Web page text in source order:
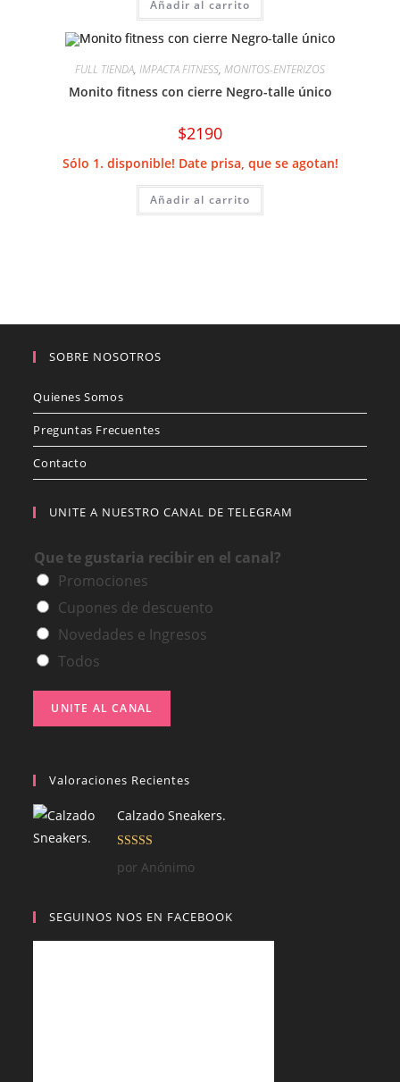
Añadir al carrito
FULL TIENDA, IMPACTA FITNESS, MONITOS-ENTERIZOS
Monito fitness con cierre Negro-talle único
$2190
Sólo 1. disponible! Date prisa, que se agotan!
Añadir al carrito
SOBRE NOSOTROS
Quienes Somos
Preguntas Frecuentes
Contacto
UNITE A NUESTRO CANAL DE TELEGRAM
Que te gustaria recibir en el canal?
Promociones
Cupones de descuento
Novedades e Ingresos
Todos
UNITE AL CANAL
Valoraciones Recientes
Calzado Sneakers.
Valorado con
5
por Anónimo
SEGUINOS NOS EN FACEBOOK